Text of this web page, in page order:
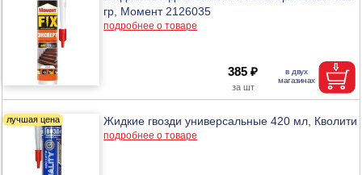
гр, Момент 2126035
подробнее о товаре
385 ₽
Жидкие гвозди универсальные 420 мл, Кволити
подробнее о товаре